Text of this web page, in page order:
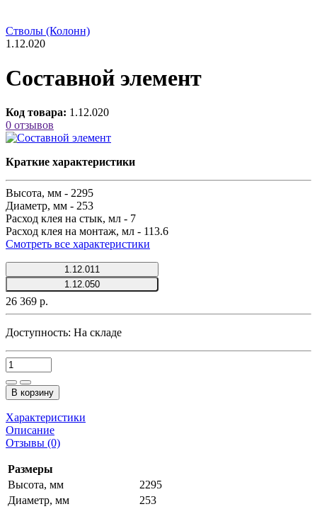
Стволы (Колонн)
1.12.020
Составной элемент
Код товара: 1.12.020
0 отзывов
Краткие характеристики
Высота, мм - 2295
Диаметр, мм - 253
Расход клея на стык, мл - 7
Расход клея на монтаж, мл - 113.6
Смотреть все характеристики
1.12.011
1.12.050
26 369 р.
Доступность: На складе
В корзину
Характеристики
Описание
Отзывы (0)
Размеры
Высота, мм
2295
Диаметр, мм
253